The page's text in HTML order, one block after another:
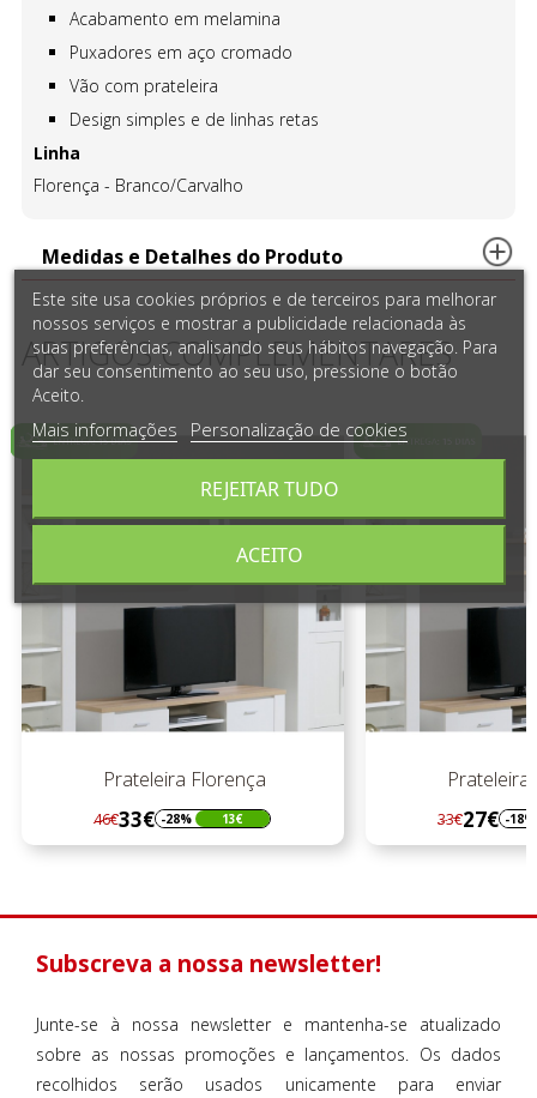
Acabamento em melamina
Puxadores em aço cromado
Vão com prateleira
Design simples e de linhas retas
Linha
Florença - Branco/Carvalho
Medidas e Detalhes do Produto
ARTIGOS COMPLEMENTARES
Prateleira Florença
Regular
preço
46€33€
Preço -28% 13€
Prateleira
Regular
preço
33€27€
Preço -18%
Subscreva a nossa newsletter!
Junte-se à nossa newsletter e mantenha-se atualizado
sobre as nossas promoções e lançamentos. Os dados
recolhidos serão usados unicamente para enviar
Este site usa cookies próprios e de terceiros para melhorar
nossos serviços e mostrar a publicidade relacionada às
suas preferências, analisando seus hábitos navegação. Para
dar seu consentimento ao seu uso, pressione o botão
Aceito.
Mais informações Personalização de cookies
REJEITAR TUDO
ACEITO